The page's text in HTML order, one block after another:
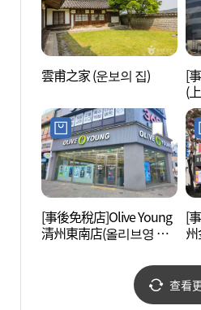
雲甫之家 (운보의 집)
[
(
점)
[事後免稅店]Olive Young
清州東南店(올리브영 청
[
查看